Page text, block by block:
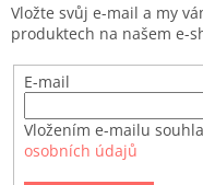
Vložte svůj e-mail a my
produktech na našem e-
E-mail
Vložením e-mailu
osobních údajů